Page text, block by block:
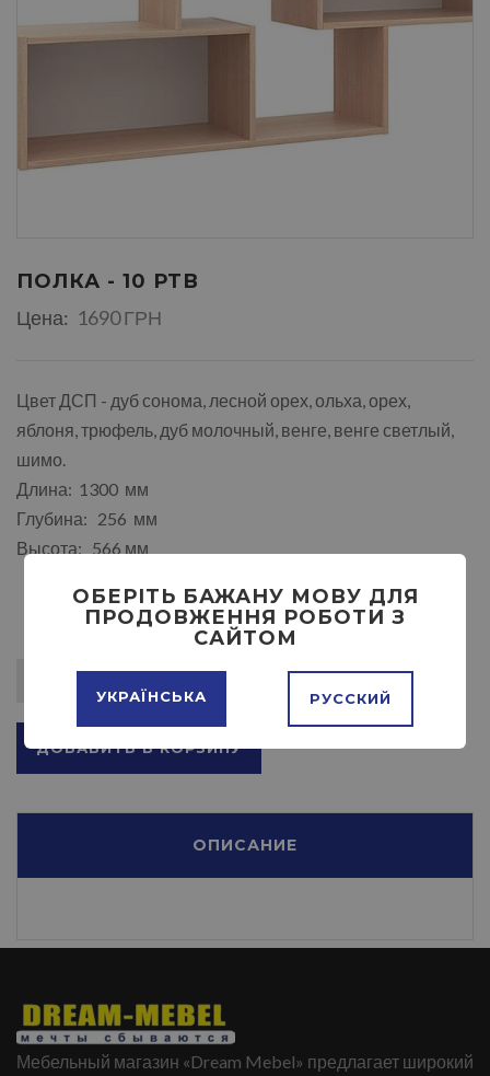
ПОЛКА - 10 РТВ
Цена: 1690 ГРН
Цвет ДСП - дуб сонома, лесной орех, ольха, орех,
яблоня, трюфель, дуб молочный, венге, венге светлый,
шимо.
Длина: 1300 мм
Глубина: 256 мм
Высота: 566 мм
ДОБАВИТЬ В КОРЗИНУ
ОПИСАНИЕ
Мебельный магазин «Dream Mebel» предлагает широкий
ОБЕРІТЬ БАЖАНУ МОВУ ДЛЯ
ПРОДОВЖЕННЯ РОБОТИ З
САЙТОМ
УКРАЇНСЬКА РУССКИЙ